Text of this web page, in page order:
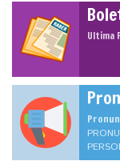
Ultima